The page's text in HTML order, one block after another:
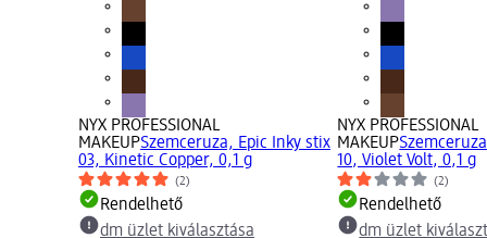
NYX PROFESSIONAL
MAKEUPSzemceruza, Epic Inky stix
03, Kinetic Copper, 0,1 g
(2)
Rendelhető
dm üzlet kiválasztása
NYX PROFESSIONAL
MAKEUP
10, Violet Volt, 0,1 g
(2)
Rendelhető
dm üzlet